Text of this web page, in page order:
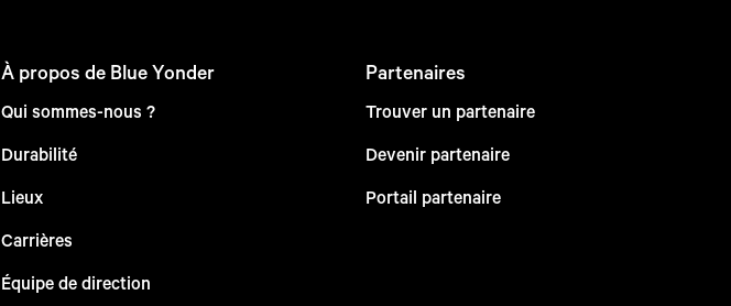
À propos de Blue Yonder
Qui sommes-nous ?
Durabilité
Lieux
Carrières
Équipe de direction
Partenaires
Trouver un partenaire
Devenir partenaire
Portail partenaire